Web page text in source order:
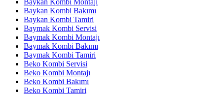
Baykan Kombi Montajı
Baykan Kombi Bakımı
Baykan Kombi Tamiri
Baymak Kombi Servisi
Baymak Kombi Montajı
Baymak Kombi Bakımı
Baymak Kombi Tamiri
Beko Kombi Servisi
Beko Kombi Montajı
Beko Kombi Bakımı
Beko Kombi Tamiri